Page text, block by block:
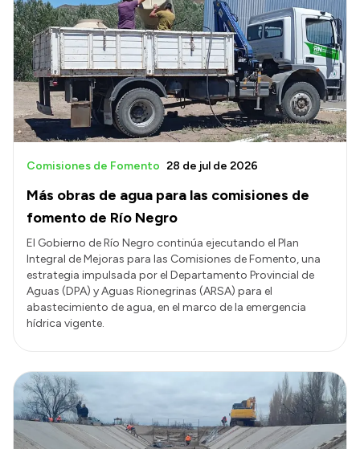
Más obras de agua para las comisiones de
fomento de Río Negro
Comisiones de Fomento 28 de jul de 2026
El Gobierno de Río Negro continúa ejecutando el Plan
Integral de Mejoras para las Comisiones de Fomento, una
estrategia impulsada por el Departamento Provincial de
Aguas (DPA) y Aguas Rionegrinas (ARSA) para el
abastecimiento de agua, en el marco de la emergencia
hídrica vigente.